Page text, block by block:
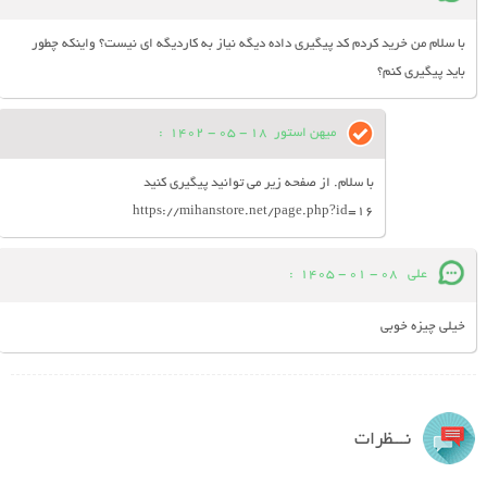
با سلام من خرید کردم کد پیگیری داده دیگه نیاز به کاردیگه ای نیست؟ واینکه چطور
باید پیگیری کنم؟
میهن استور 18 - 05 - 1402
:
با سلام. از صفحه زیر می توانید پیگیری کنید
https://mihanstore.net/page.php?id=16
علی 08 - 01 - 1405
:
خیلی چیزه خوبی
نـــظرات